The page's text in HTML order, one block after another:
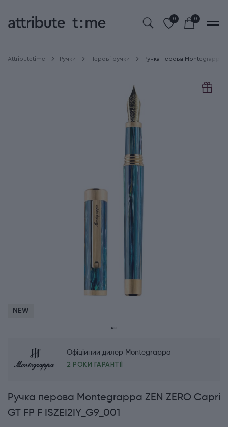
0 0
Attributetime Ручки Перові ручки Ручка перова Montegrappa
NEW
Офіційний дилер Montegrappa
2 РОКИ ГАРАНТІЇ
Ручка перова Montegrappa ZEN ZERO Capri
GT FP F ISZEI2IY_G9_001